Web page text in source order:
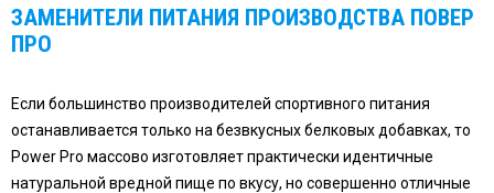
ЗАМЕНИТЕЛИ ПИТАНИЯ ПРОИЗВОДСТВА ПОВЕР
ПРО
Если большинство производителей спортивного питания
останавливается только на безвкусных белковых добавках, то
Power Pro массово изготовляет практически идентичные
натуральной вредной пище по вкусу, но совершенно отличные